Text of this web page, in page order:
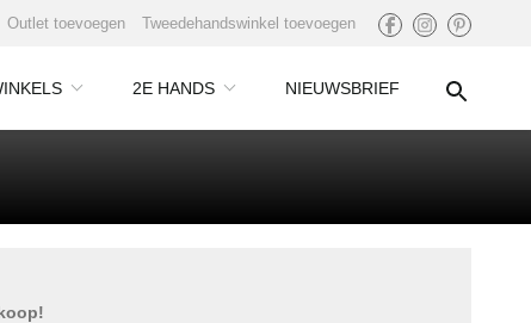
Outlet toevoegen Tweedehandswinkel toevoegen
2E HANDS NIEUWSBRIEF